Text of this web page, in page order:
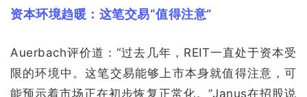
资本环境趋暖：这笔交易“值得注意”
Auerbach评价道：“过去几年，REIT一直处于资本受
限的环境中。这笔交易能够上市本身就值得注意，可
能预示着市场正在初步恢复正常化。”Janus在招股说